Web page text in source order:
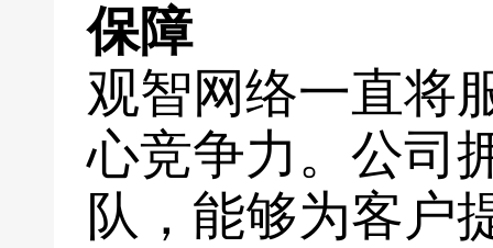
保障
观智网络一直将
心竞争力。公司
队，能够为客户